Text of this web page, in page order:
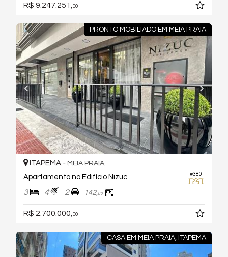
R$ 9.247.251, 00
PRONTO MOBILIADO EM MEIA PRAIA
#380
ITAPEMA - MEIA PRAIA
Apartamento no Edifício Nizuc
3 4 2 142,00
R$ 2.700.000,00
CASA EM MEIA PRAIA, ITAPEMA